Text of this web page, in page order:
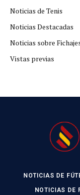
Noticias de Tenis
Noticias Destacadas
Noticias sobre
Vistas previas
NOTICIAS DE
NOTICIAS DE